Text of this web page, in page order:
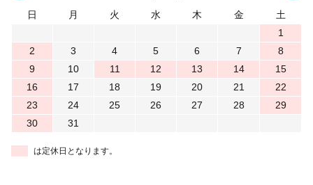
日
月 火 水 木 金
土
1
2
3 4 5 6 7
8
9
10 11 12 13 14
15
16
17 18 19 20 21
22
23
24 25 26 27 28
29
30
31
は定休日となります。